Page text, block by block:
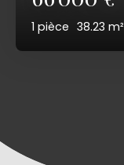
1 pièce 38.23 m²